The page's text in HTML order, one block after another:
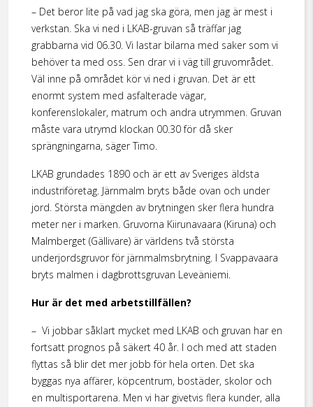
– Det beror lite på vad jag ska göra, men jag är mest i
verkstan. Ska vi ned i LKAB-gruvan så träffar jag
grabbarna vid 06.30. Vi lastar bilarna med saker som vi
behöver ta med oss. Sen drar vi i väg till gruvområdet.
Väl inne på området kör vi ned i gruvan. Det är ett
enormt system med asfalterade vägar,
konferenslokaler, matrum och andra utrymmen. Gruvan
måste vara utrymd klockan 00.30 för då sker
sprängningarna, säger Timo.
LKAB grundades 1890 och är ett av Sveriges äldsta
industriföretag. Järnmalm bryts både ovan och under
jord. Största mängden av brytningen sker flera hundra
meter ner i marken. Gruvorna Kiirunavaara (Kiruna) och
Malmberget (Gällivare) är världens två största
underjordsgruvor för järnmalmsbrytning. I Svappavaara
bryts malmen i dagbrottsgruvan Leveäniemi.
Hur är det med arbetstillfällen?
– Vi jobbar såklart mycket med LKAB och gruvan har en
fortsatt prognos på säkert 40 år. I och med att staden
flyttas så blir det mer jobb för hela orten. Det ska
byggas nya affärer, köpcentrum, bostäder, skolor och
en multisportarena. Men vi har givetvis flera kunder, alla